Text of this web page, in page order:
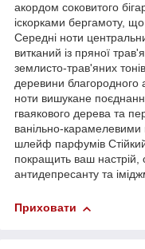
акордом соковитого
іскорками бергамоту, що
Середні ноти
витканий із пряної
землисто-трав'яних
деревини благородного
ноти вишукане
гваякового дерева та
ванільно-
шлейф парфумів
покращить ваш настрій,
антидепресанту та
Приховати